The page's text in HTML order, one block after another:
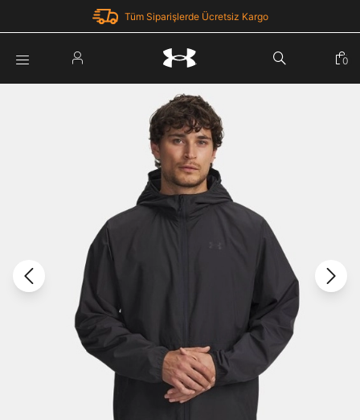
Tüm Siparişlerde Ücretsiz Kargo
Şifremi Unuttum
Under Armour'da yeni misiniz? Kayıt Ol
Üye Olmadan Devam Et
0
Parola Yenileme
Parolayı Yenile
Zaten hesabın var mı? Giriş yap